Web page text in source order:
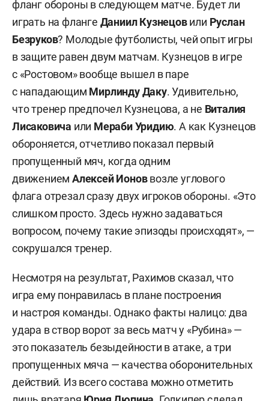
фланг обороны в следующем матче. Будет ли
играть на фланге Даниил Кузнецовили Руслан
Безруков? Молодые футболисты, чей опыт игры
в защите равен двум матчам. Кузнецов в игре
с «Ростовом» вообще вышел в паре
с нападающим Мирлинду Даку. Удивительно,
что тренер предпочел Кузнецова, а не Виталия
Лисаковича или Мераби Уридию. А как Кузнецов
обороняется, отчетливо показал первый
пропущенный мяч, когда одним
движениемАлексей Ионоввозле углового
флага отрезал сразу двух игроков обороны. «Это
слишком просто. Здесь нужно задаваться
вопросом, почему такие эпизоды происходят», —
сокрушался тренер.
Несмотря на результат, Рахимов сказал, что
игра ему понравилась в плане построения
и настроя команды. Однако факты налицо: два
удара в створ ворот за весь матч у «Рубина» —
это показатель безыдейности в атаке, а три
пропущенных мяча — качества оборонительных
действий. Из всего состава можно отметить